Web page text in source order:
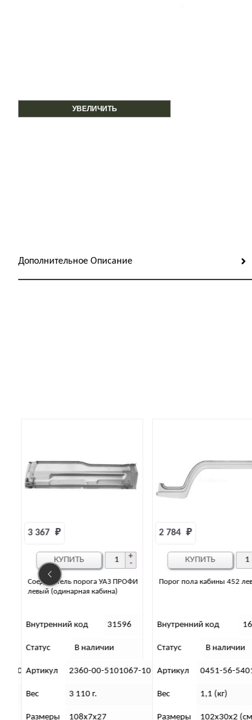
УВЕЛИЧИТЬ
Дополнительное Описание
10
Порог пола кабины 452 левый
2 784 ₽
Внутренний код 1658
Статус В наличии
Артикул 0451-56-5401081-20
Вес 1,1 (кг)
Размеры 102х30х2 (см)
КУПИТЬ
Облицовка порога УАЗ-
3 300 ₽
Внутренний код
Статус В наличии
Артикул 3163-00-
Вес 1,5 (кг).
Габариты 175 x 16 x 17
КУПИТЬ